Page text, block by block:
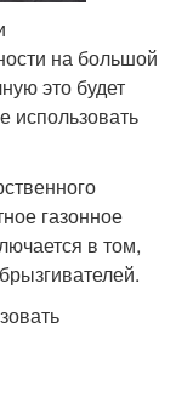
на большой
это будет
использовать
газонное
в том,